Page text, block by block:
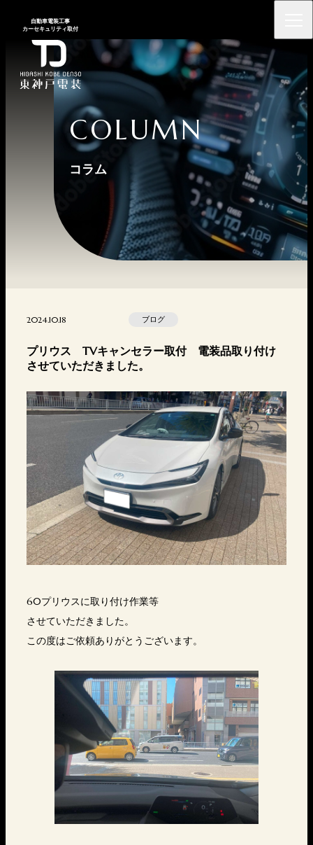
⾃動⾞電装⼯事
カーセキュリティ取付
COLUMN
コラム
2024.10.18 ブログ
プリウス TVキャンセラー取付 電装品取り付け
させていただきました。
60プリウスに取り付け作業等
させていただきました。
この度はご依頼ありがとうございます。